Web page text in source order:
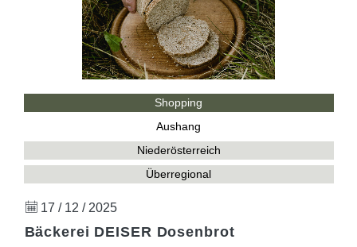
Shopping
Aushang
Niederösterreich
Überregional
17 / 12 / 2025
Bäckerei DEISER Dosenbrot